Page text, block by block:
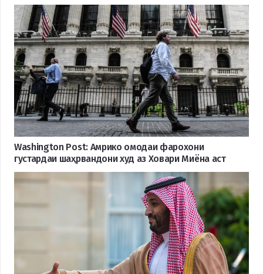
Washington Post: Амрико омодаи фарохони
густардаи шаҳрвандони худ аз Ховари Миёна аст